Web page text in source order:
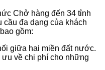
Chở hàng đến 34 tỉnh
cầu đa dạng của khách
gồm:
giữa hai miền đất nước.
ưu về chi phí cho những